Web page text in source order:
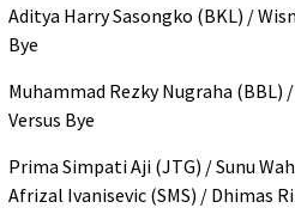
Aditya Harry Sasongko (BKL) /
Bye
Muhammad Rezky Nugraha
Versus Bye
Prima Simpati Aji (JTG) / Sunu
Afrizal Ivanisevic (SMS) / Dhimas